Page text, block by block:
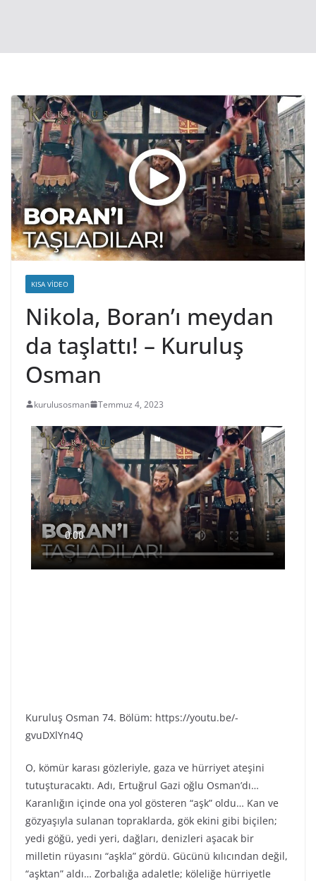
KISA VIDEO
Nikola, Boran’ı meydan
da taşlattı! – Kuruluş
Osman
kurulusosman Temmuz 4, 2023
Kuruluş Osman 74. Bölüm: https://youtu.be/-
gvuDXlYn4Q
O, kömür karası gözleriyle, gaza ve hürriyet ateşini
tutuşturacaktı. Adı, Ertuğrul Gazi oğlu Osman’dı…
Karanlığın içinde ona yol gösteren “aşk” oldu… Kan ve
gözyaşıyla sulanan topraklarda, gök ekini gibi biçilen;
yedi göğü, yedi yeri, dağları, denizleri aşacak bir
milletin rüyasını “aşkla” gördü. Gücünü kılıcından değil,
“aşktan” aldı… Zorbalığa adaletle; köleliğe hürriyetle